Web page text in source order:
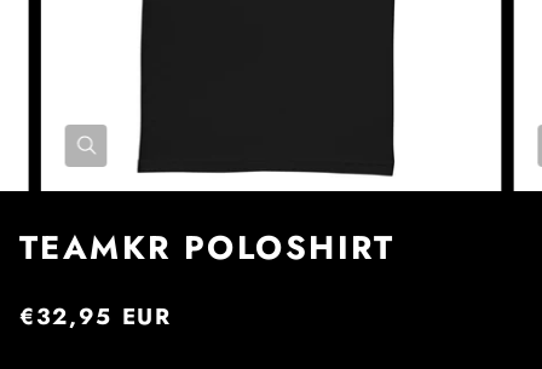
TEAMKR POLOSHIRT
€32,95 EUR